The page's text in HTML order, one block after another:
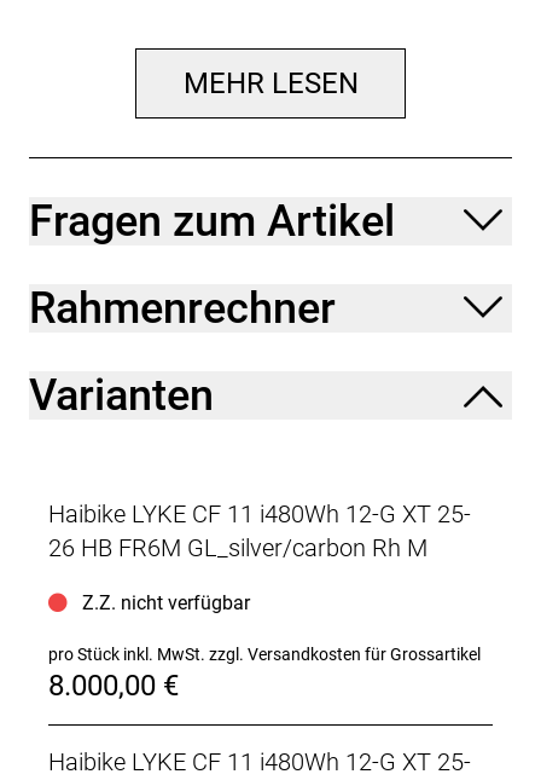
MEHR LESEN
Fragen zum Artikel
Rahmenrechner
Varianten
Haibike LYKE CF 11 i480Wh 12-G XT 25-
26 HB FR6M GL_silver/carbon Rh M
Z.Z. nicht verfügbar
pro Stück inkl. MwSt. zzgl. Versandkosten für Grossartikel
8.000,00 €
Haibike LYKE CF 11 i480Wh 12-G XT 25-